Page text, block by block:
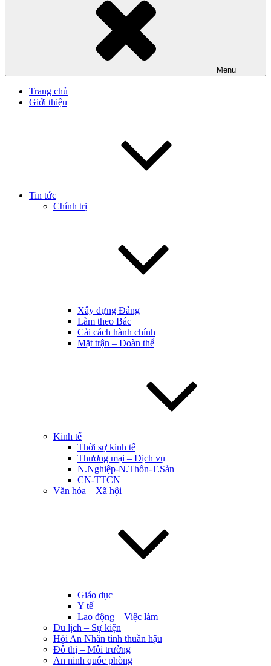
Menu
Trang chủ
Giới thiệu
Tin tức
Chính trị
Xây dựng Đảng
Làm theo Bác
Cải cách hành chính
Mặt trận – Đoàn thể
Kinh tế
Thời sự kinh tế
Thương mại – Dịch vụ
N.Nghiệp-N.Thôn-T.Sản
CN-TTCN
Văn hóa – Xã hội
Giáo dục
Y tế
Lao động – Việc làm
Du lịch – Sự kiện
Hội An Nhân tình thuần hậu
Đô thị – Môi trường
An ninh quốc phòng